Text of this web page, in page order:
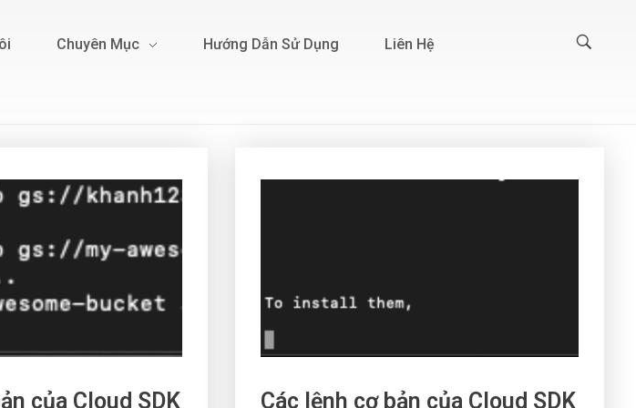
Chuyên Mục Hướng Dẫn Sử Dụng Liên Hệ
của Cloud SDK
Các lệnh cơ bản của Cloud SDK